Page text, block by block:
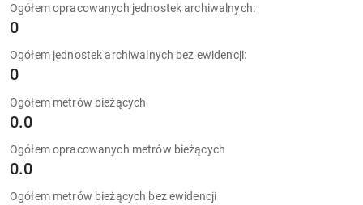
Ogółem opracowanych jednostek archiwalnych:
0
Ogółem jednostek archiwalnych bez ewidencji:
0
Ogółem metrów bieżących
0.0
Ogółem opracowanych metrów bieżących
0.0
Ogółem metrów bieżących bez ewidencji